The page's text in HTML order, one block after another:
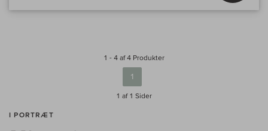
1 - 4 af 4 Produkter
1
1 af 1 Sider
I PORTRÆT